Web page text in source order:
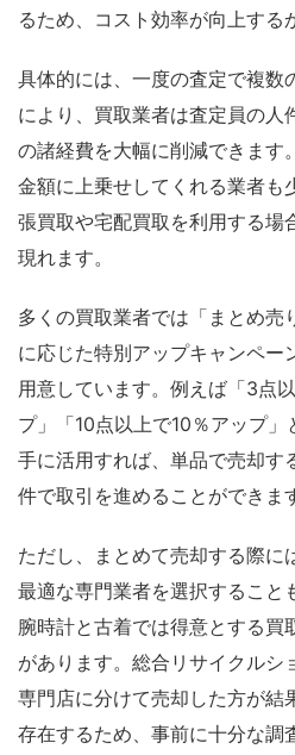
るため、コスト効率が向上する
具体的には、一度の査定で複数
により、買取業者は査定員の人
の諸経費を大幅に削減できます
金額に上乗せしてくれる業者も
張買取や宅配買取を利用する場
現れます。
多くの買取業者では「まとめ売
に応じた特別アップキャンペー
用意しています。例えば「3点
プ」「10点以上で10％アップ
手に活用すれば、単品で売却す
件で取引を進めることができま
ただし、まとめて売却する際に
最適な専門業者を選択すること
腕時計と古着では得意とする買
があります。総合リサイクルシ
専門店に分けて売却した方が結
存在するため、事前に十分な調